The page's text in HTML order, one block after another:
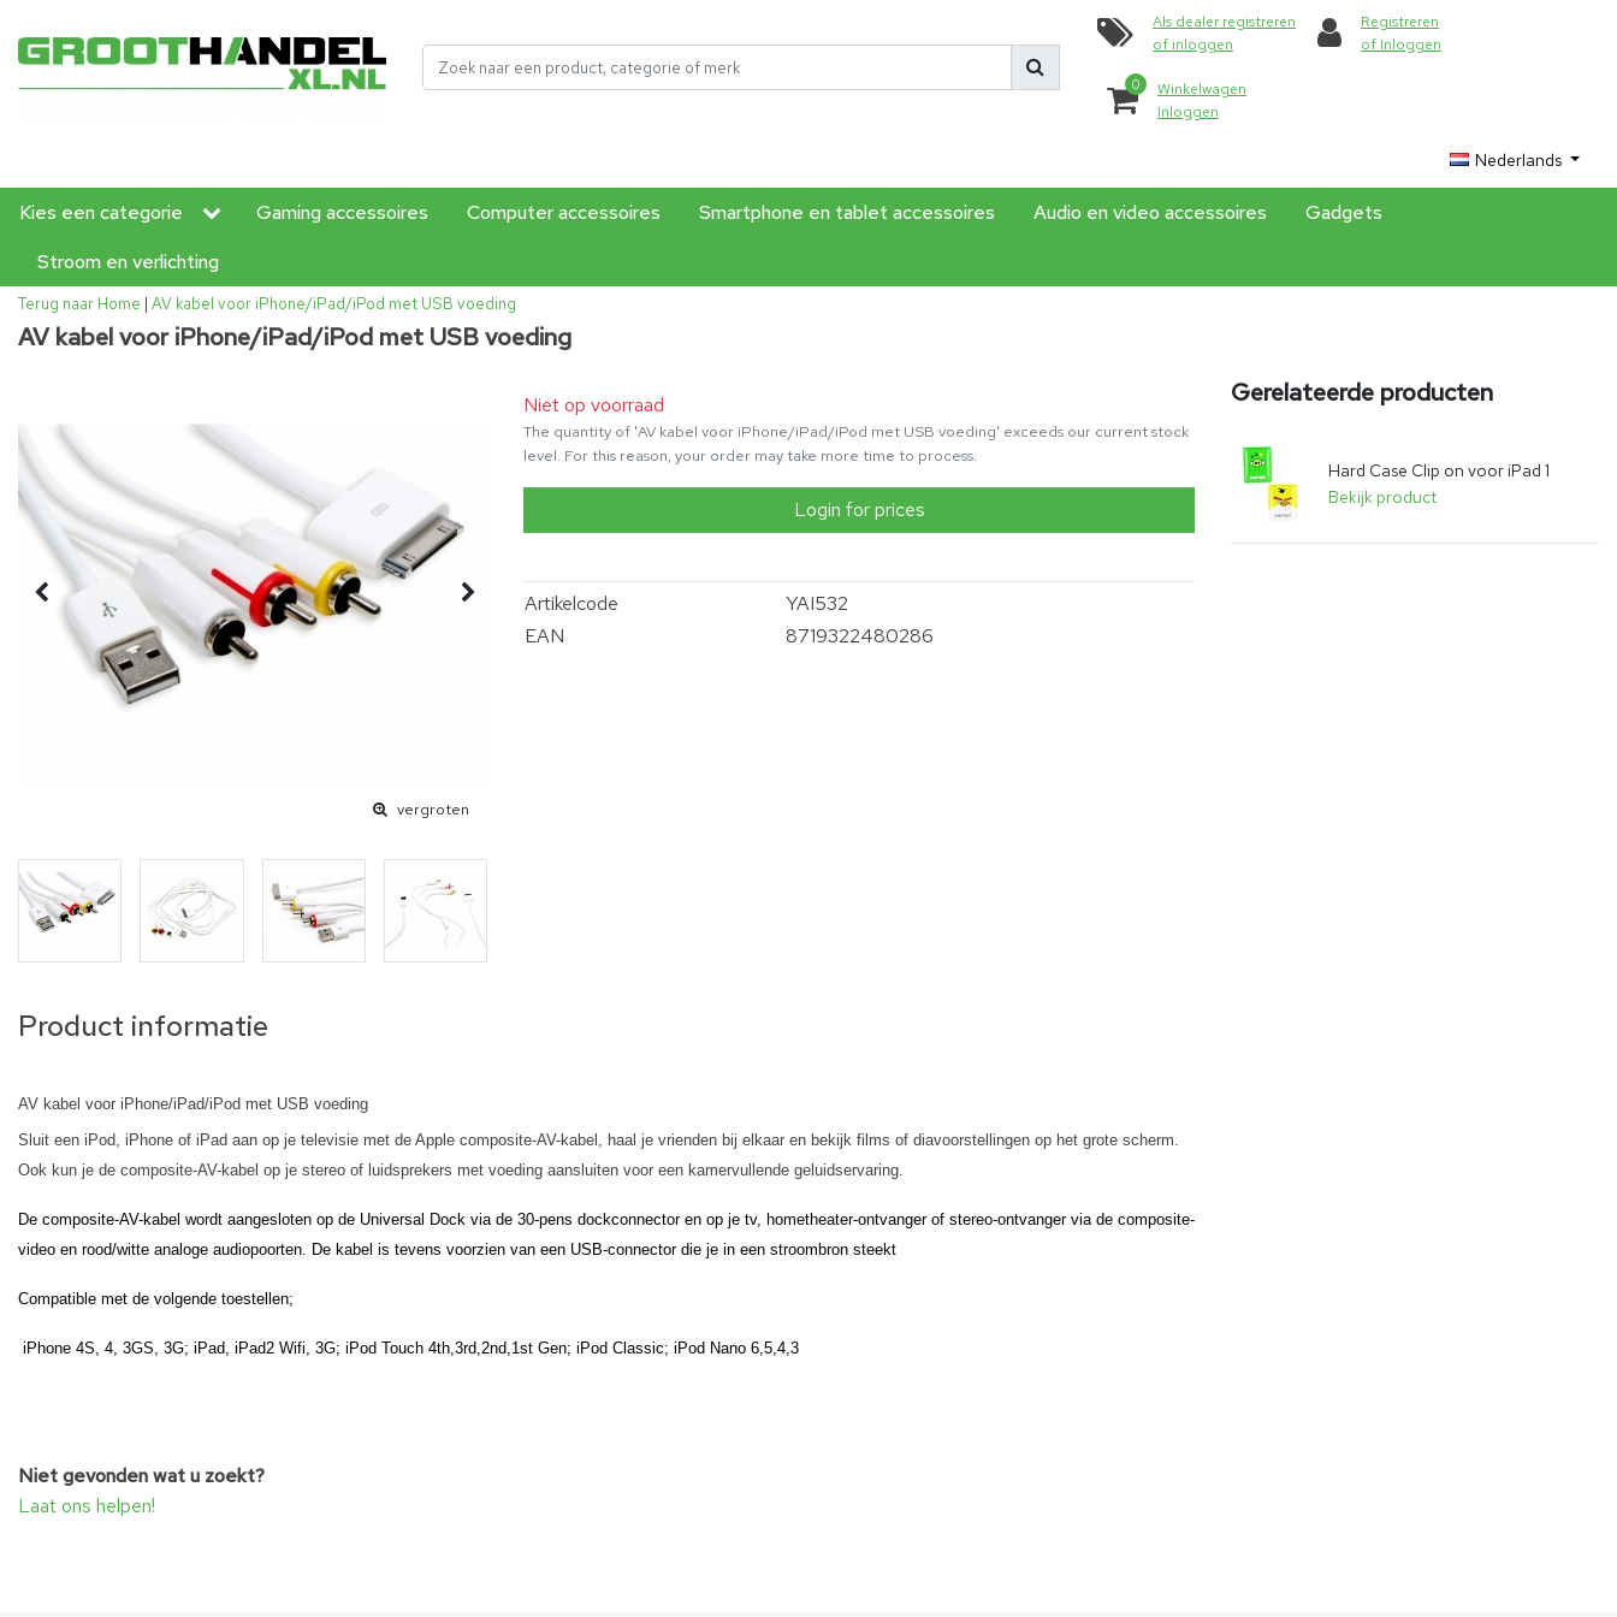
Als dealer registreren
of inloggen
Registreren
of Inloggen
0
Winkelwagen
Inloggen
Nederlands
Kies een categorie Gaming accessoires Computer accessoires Smartphone en tablet accessoires Audio en video accessoires
Gadgets
Stroom en verlichting
Terug naar Home | AV kabel voor iPhone/iPad/iPod met USB voeding
AV kabel voor iPhone/iPad/iPod met USB voeding
vergroten
Niet op voorraad
The quantity of 'AV kabel voor iPhone/iPad/iPod met USB voeding' exceeds our current stock
level. For this reason, your order may take more time to process.
Login for prices
Artikelcode
YAI532
EAN
8719322480286
Product informatie
AV kabel voor iPhone/iPad/iPod met USB voeding
Sluit een iPod, iPhone of iPad aan op je televisie met de Apple composite-AV-kabel, haal je vrienden bij elkaar en bekijk films of diavoorstellingen op het grote scherm.
Ook kun je de composite-AV-kabel op je stereo of luidsprekers met voeding aansluiten voor een kamervullende geluidservaring.
De composite-AV-kabel wordt aangesloten op de Universal Dock via de 30-pens dockconnector en op je tv, hometheater-ontvanger of stereo-ontvanger via de composite-
video en rood/witte analoge audiopoorten. De kabel is tevens voorzien van een USB-connector die je in een stroombron steekt
Compatible met de volgende toestellen;
iPhone 4S, 4, 3GS, 3G; iPad, iPad2 Wifi, 3G; iPod Touch 4th,3rd,2nd,1st Gen; iPod Classic; iPod Nano 6,5,4,3
Niet gevonden wat u zoekt?
Laat ons helpen!
Gerelateerde producten
Hard Case Clip on voor iPad 1
Bekijk product